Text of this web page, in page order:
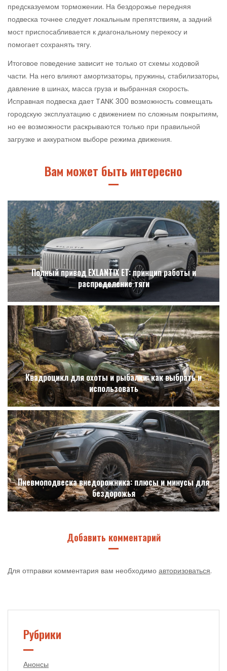
предсказуемом торможении. На бездорожье передняя
подвеска точнее следует локальным препятствиям, а задний
мост приспосабливается к диагональному перекосу и
помогает сохранять тягу.
Итоговое поведение зависит не только от схемы ходовой
части. На него влияют амортизаторы, пружины, стабилизаторы,
давление в шинах, масса груза и выбранная скорость.
Исправная подвеска дает TANK 300 возможность совмещать
городскую эксплуатацию с движением по сложным покрытиям,
но ее возможности раскрываются только при правильной
загрузке и аккуратном выборе режима движения.
Вам может быть интересно
Полный привод EXLANTIX ET: принцип работы и
распределение тяги
Квадроцикл для охоты и рыбалки: как выбрать и
использовать
Пневмоподвеска внедорожника: плюсы и минусы для
бездорожья
Добавить комментарий
Для отправки комментария вам необходимо авторизоваться.
Рубрики
Анонсы